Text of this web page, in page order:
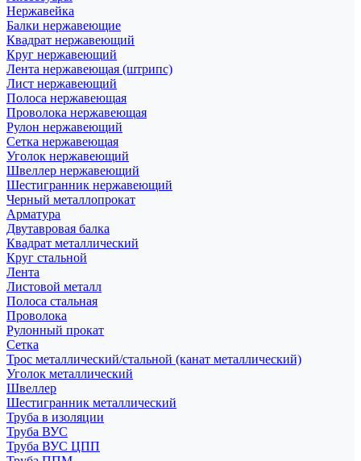
Нержавейка
Балки нержавеющие
Квадрат нержавеющий
Круг нержавеющий
Лента нержавеющая (штрипс)
Лист нержавеющий
Полоса нержавеющая
Проволока нержавеющая
Рулон нержавеющий
Сетка нержавеющая
Уголок нержавеющий
Швеллер нержавеющий
Шестигранник нержавеющий
Черный металлопрокат
Арматура
Двутавровая балка
Квадрат металлический
Круг стальной
Лента
Листовой металл
Полоса стальная
Проволока
Рулонный прокат
Сетка
Трос металлический/стальной (канат металлический)
Уголок металлический
Швеллер
Шестигранник металлический
Труба в изоляции
Труба ВУС
Труба ВУС ЦПП